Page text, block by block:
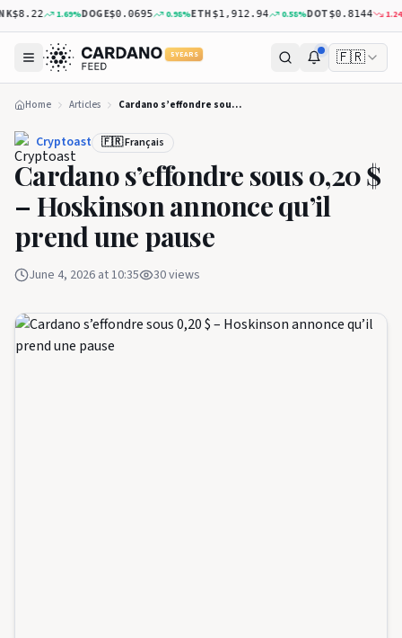
$8.22 1.69%DOGE$0.0695 0.98%ETH$1,912.94 0.58%DOT$0.8144 1.24%
5 YEARS 🇫🇷
Home Articles Cardano s’effondre sous 0,20 $ – Hoskinson annonce qu’il prend une pause
Cryptoast 🇫🇷 Français
Cardano s’effondre sous 0,20 $
– Hoskinson annonce qu’il
prend une pause
June 4, 2026 at 10:35 30views